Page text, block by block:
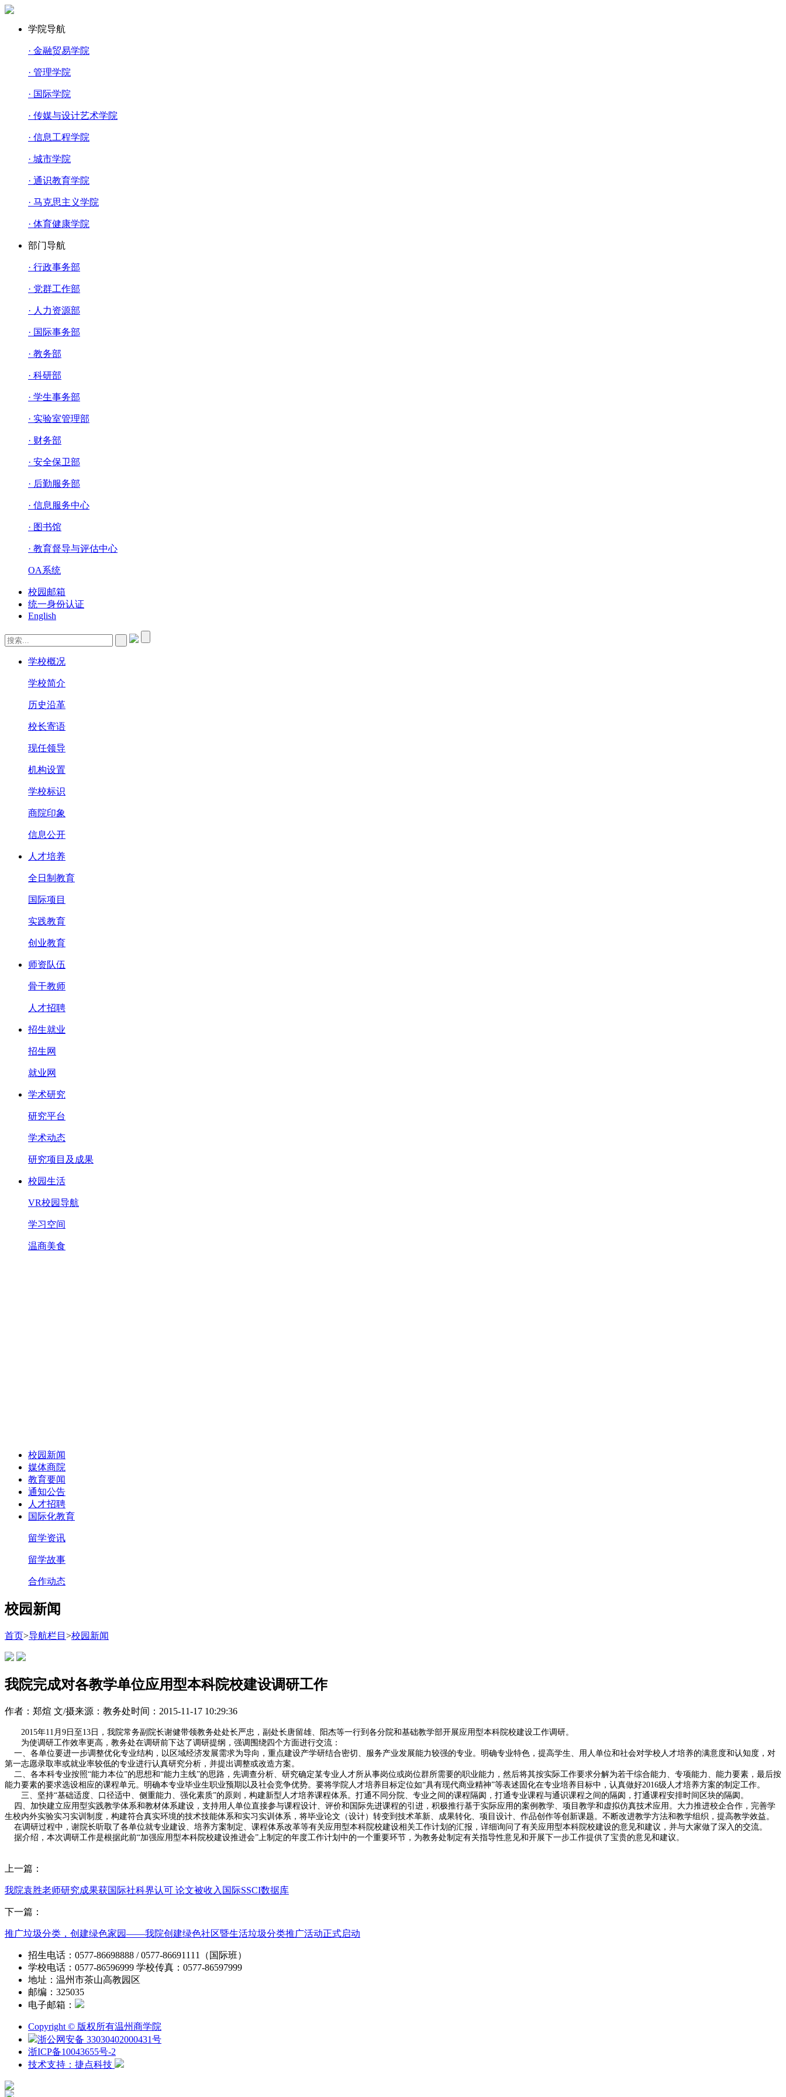
学院导航
· 金融贸易学院
· 管理学院
· 国际学院
· 传媒与设计艺术学院
· 信息工程学院
· 城市学院
· 通识教育学院
· 马克思主义学院
· 体育健康学院
部门导航
· 行政事务部
· 党群工作部
· 人力资源部
· 国际事务部
· 教务部
· 科研部
· 学生事务部
· 实验室管理部
· 财务部
· 安全保卫部
· 后勤服务部
· 信息服务中心
· 图书馆
· 教育督导与评估中心
OA系统
校园邮箱
统一身份认证
English
学校概况
学校简介
历史沿革
校长寄语
现任领导
机构设置
学校标识
商院印象
信息公开
人才培养
全日制教育
国际项目
实践教育
创业教育
师资队伍
骨干教师
人才招聘
招生就业
招生网
就业网
学术研究
研究平台
学术动态
研究项目及成果
校园生活
VR校园导航
学习空间
温商美食
校园新闻
媒体商院
教育要闻
通知公告
人才招聘
国际化教育
留学资讯
留学故事
合作动态
校园新闻
首页>导航栏目 >校园新闻
我院完成对各教学单位应用型本科院校建设调研工作
作者：郑煊 文/摄来源：教务处时间：2015-11-17 10:29:36
2015年11月9日至13日，我院常务副院长谢健带领教务处处长严忠，副处长唐留雄、阳杰等一行到各分院和基础教学部开展应用型本科院校建设工作调研。
为使调研工作效率更高，教务处在调研前下达了调研提纲，强调围绕四个方面进行交流：
一、各单位要进一步调整优化专业结构，以区域经济发展需求为导向，重点建设产学研结合密切、服务产业发展能力较强的专业。明确专业特色，提高学生、用人单位和社会对学校人才培养的满意度和认知度，对
第一志愿录取率或就业率较低的专业进行认真研究分析，并提出调整或改造方案。
二、各本科专业按照“能力本位”的思想和“能力主线”的思路，先调查分析、研究确定某专业人才所从事岗位或岗位群所需要的职业能力，然后将其按实际工作要求分解为若干综合能力、专项能力、能力要素，最后按
能力要素的要求选设相应的课程单元。明确本专业毕业生职业预期以及社会竞争优势。要将学院人才培养目标定位如“具有现代商业精神”等表述固化在专业培养目标中，认真做好2016级人才培养方案的制定工作。
三、坚持“基础适度、口径适中、侧重能力、强化素质”的原则，构建新型人才培养课程体系。打通不同分院、专业之间的课程隔阂，打通专业课程与通识课程之间的隔阂，打通课程安排时间区块的隔阂。
四、加快建立应用型实践教学体系和教材体系建设，支持用人单位直接参与课程设计、评价和国际先进课程的引进，积极推行基于实际应用的案例教学、项目教学和虚拟仿真技术应用。大力推进校企合作，完善学
生校内外实验实习实训制度，构建符合真实环境的技术技能体系和实习实训体系，将毕业论文（设计）转变到技术革新、成果转化、项目设计、作品创作等创新课题。不断改进教学方法和教学组织，提高教学效益。
在调研过程中，谢院长听取了各单位就专业建设、培养方案制定、课程体系改革等有关应用型本科院校建设相关工作计划的汇报，详细询问了有关应用型本科院校建设的意见和建议，并与大家做了深入的交流。
据介绍，本次调研工作是根据此前“加强应用型本科院校建设推进会”上制定的年度工作计划中的一个重要环节，为教务处制定有关指导性意见和开展下一步工作提供了宝贵的意见和建议。
上一篇：
我院袁胜老师研究成果获国际社科界认可 论文被收入国际SSCI数据库
下一篇：
推广垃圾分类，创建绿色家园——我院创建绿色社区暨生活垃圾分类推广活动正式启动
招生电话：0577-86698888 / 0577-86691111（国际班）
学校电话：0577-86596999 学校传真：0577-86597999
地址：温州市茶山高教园区
邮编：325035
电子邮箱：
Copyright © 版权所有温州商学院
浙公网安备 33030402000431号
浙ICP备10043655号-2
技术支持：捷点科技